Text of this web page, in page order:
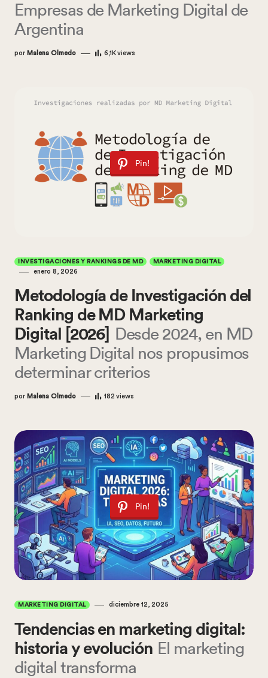
Empresas de Marketing Digital de
Argentina
por Malena Olmedo 6,1Kviews
Pin!
INVESTIGACIONES Y RANKINGS DE MD MARKETING DIGITAL
enero 8, 2026
Metodología de Investigación del
Ranking de MD Marketing
Digital [2026]
Desde 2024, en MD
Marketing Digital nos propusimos
determinar criterios
por Malena Olmedo 182 views
Pin!
MARKETING DIGITAL diciembre 12, 2025
Tendencias en marketing digital:
historia y evolución El marketing
digital transforma